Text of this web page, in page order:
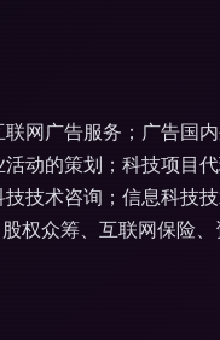
网广告服务；广告国
动的策划；科技项目
技术咨询；信息科技技
权众筹、互联网保险